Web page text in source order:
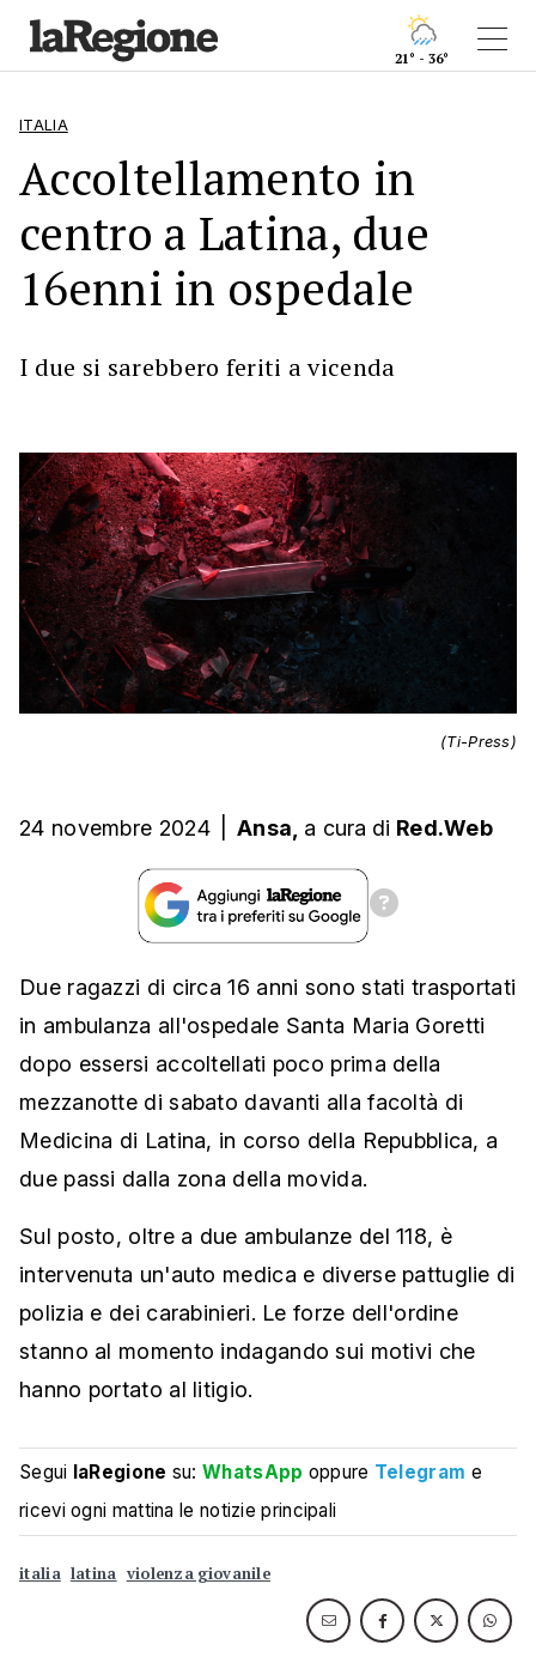
21° - 36°
ITALIA
Accoltellamento in
centro a Latina, due
16enni in ospedale
I due si sarebbero feriti a vicenda
(Ti-Press)
24 novembre 2024 Ansa, a cura di Red.Web
Due ragazzi di circa 16 anni sono stati trasportati
in ambulanza all'ospedale Santa Maria Goretti
dopo essersi accoltellati poco prima della
mezzanotte di sabato davanti alla facoltà di
Medicina di Latina, in corso della Repubblica, a
due passi dalla zona della movida.
Sul posto, oltre a due ambulanze del 118, è
intervenuta un'auto medica e diverse pattuglie di
polizia e dei carabinieri. Le forze dell'ordine
stanno al momento indagando sui motivi che
hanno portato al litigio.
Segui laRegione su:WhatsApp oppure Telegram e
ricevi ogni mattina le notizie principali
italia latina violenza giovanile